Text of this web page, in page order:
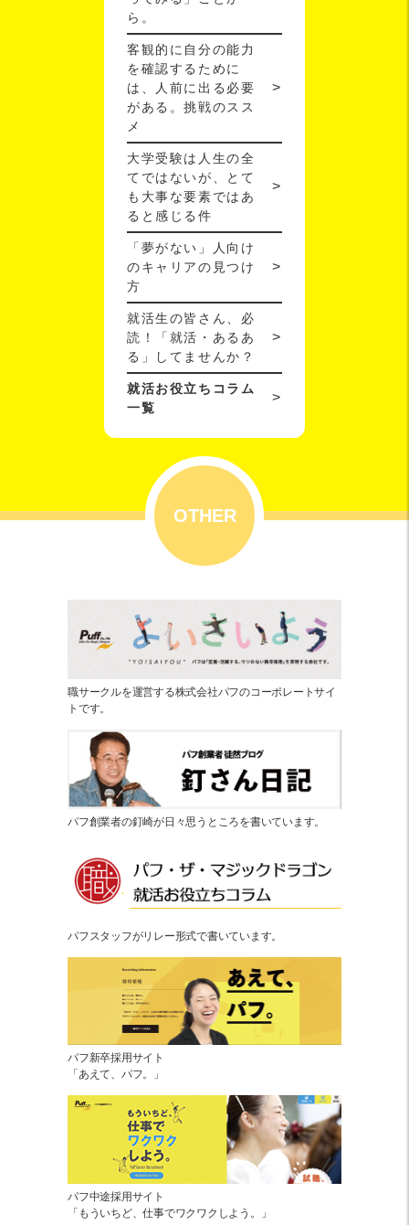
ら。
客観的に自分の能力
を確認するために
は、人前に出る必要
がある。挑戦のスス
メ
大学受験は人生の全
てではないが、とて
も大事な要素ではあ
ると感じる件
「夢がない」人向け
のキャリアの見つけ
方
就活生の皆さん、必
読！「就活・あるあ
る」してませんか？
就活お役立ちコラム
一覧
OTHER
職サークルを運営する株式会社パフのコーポレートサイ
トです。
パフ創業者の釘崎が日々思うところを書いています。
パフスタッフがリレー形式で書いています。
パフ新卒採用サイト
「あえて、パフ。」
パフ中途採用サイト
「もういちど、仕事でワクワクしよう。」